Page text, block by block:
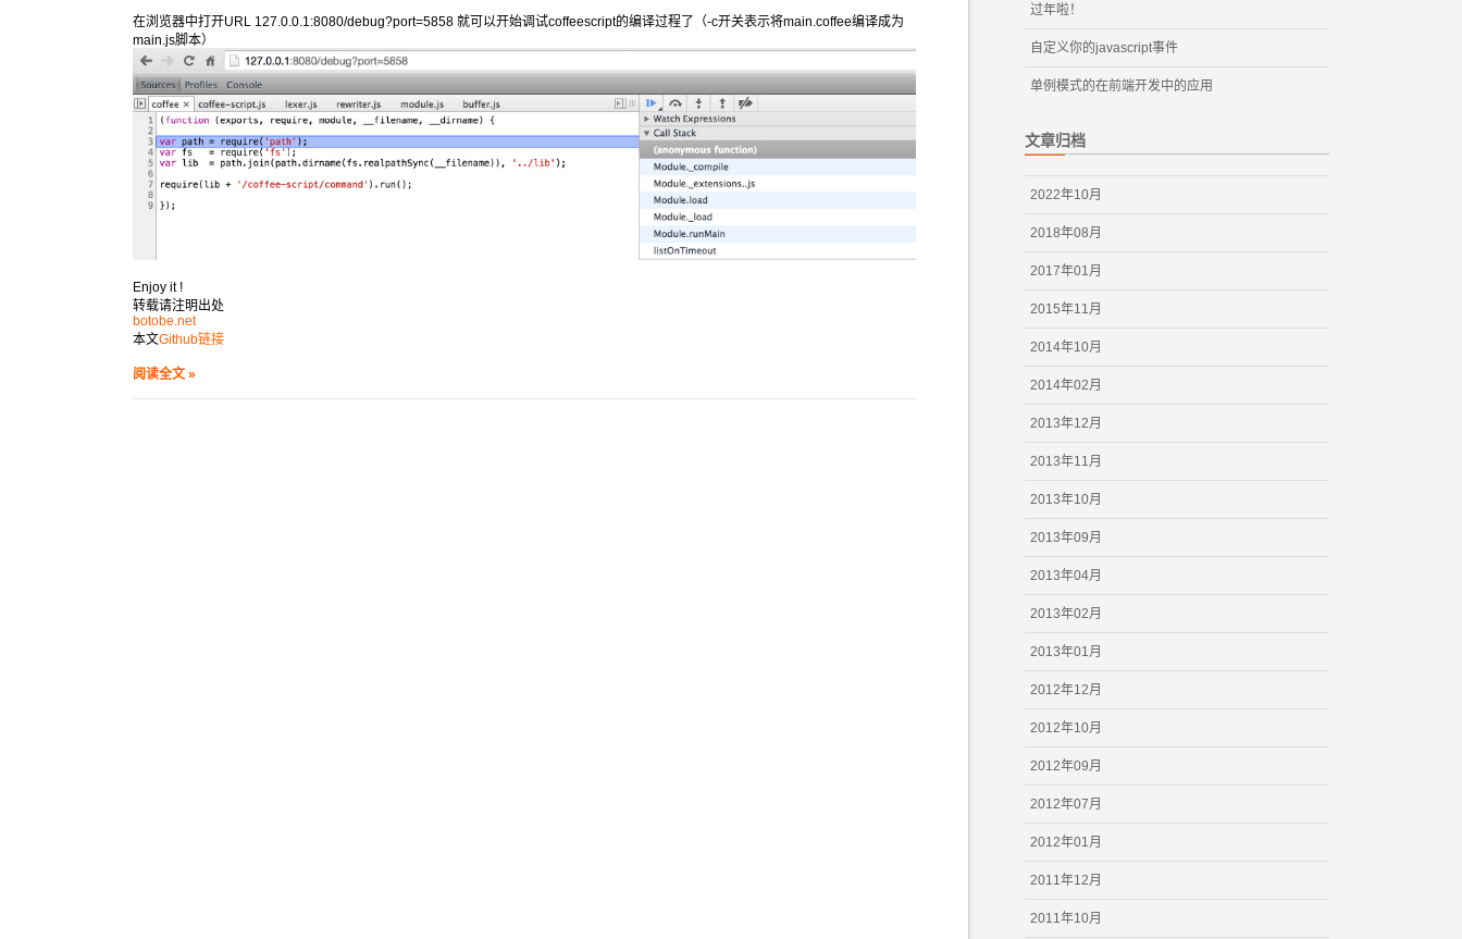
在浏览器中打开URL 127.0.0.1:8080/debug?port=5858 就可以开始调试coffeescript的编译过程了（-c开关表示将main.coffee编译成为
main.js脚本）
Enjoy it !
转载请注明出处
botobe.net
本文Github链接
阅读全文 »
过年啦！
自定义你的javascript事件
单例模式的在前端开发中的应用
文章归档
2022年10月
2018年08月
2017年01月
2015年11月
2014年10月
2014年02月
2013年12月
2013年11月
2013年10月
2013年09月
2013年04月
2013年02月
2013年01月
2012年12月
2012年10月
2012年09月
2012年07月
2012年01月
2011年12月
2011年10月